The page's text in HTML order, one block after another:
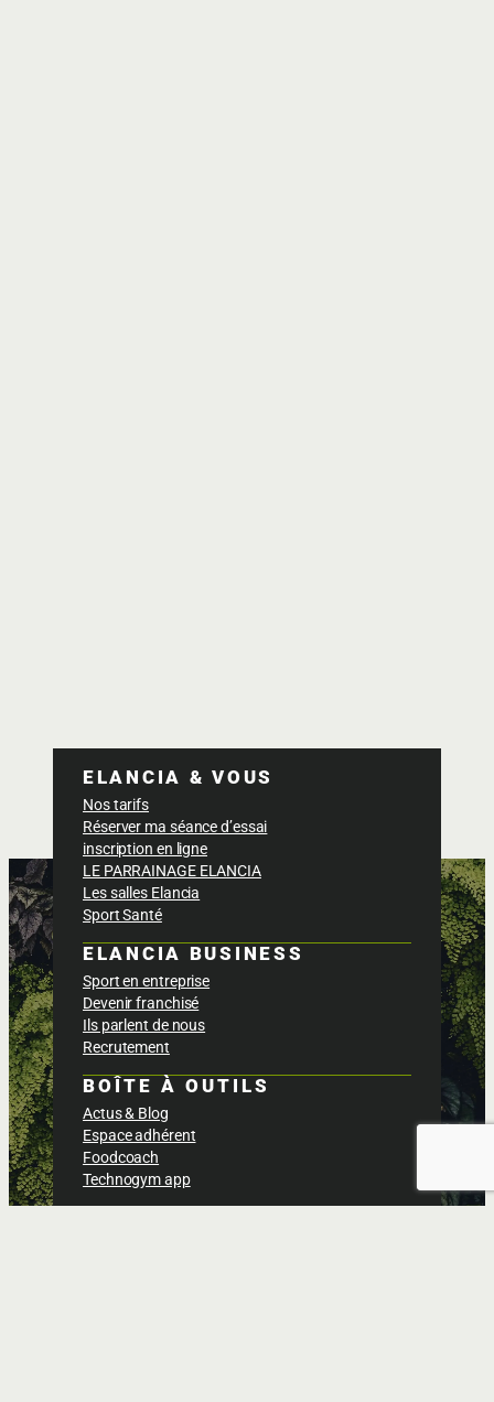
ELANCIA & VOUS
Nos tarifs
Réserver ma séance d’essai
inscription en ligne
LE PARRAINAGE ELANCIA
Les salles Elancia
Sport Santé
ELANCIA BUSINESS
Sport en entreprise
Devenir franchisé
Ils parlent de nous
Recrutement
BOÎTE À OUTILS
Actus & Blog
Espace adhérent
Foodcoach
Technogym app